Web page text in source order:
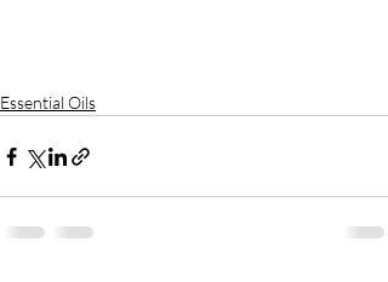
Essential Oils